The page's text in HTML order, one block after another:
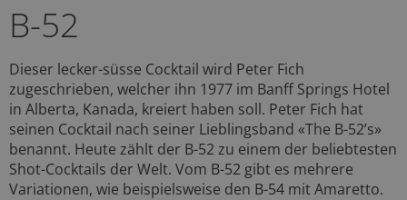
B-52
Dieser lecker-süsse Cocktail wird Peter Fich
zugeschrieben, welcher ihn 1977 im Banff Springs Hotel
in Alberta, Kanada, kreiert haben soll. Peter Fich hat
seinen Cocktail nach seiner Lieblingsband «The B-52’s»
benannt. Heute zählt der B-52 zu einem der beliebtesten
Shot-Cocktails der Welt. Vom B-52 gibt es mehrere
Variationen, wie beispielsweise den B-54 mit Amaretto.